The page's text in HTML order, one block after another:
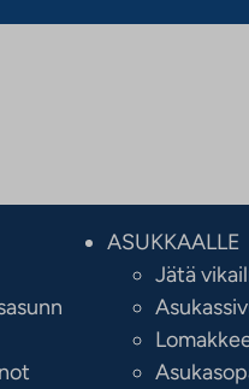
ASUKKAALLE
Jätä